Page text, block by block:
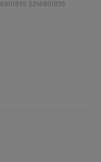
2216801835